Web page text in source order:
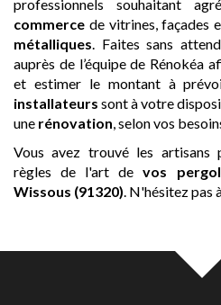
professionnels souhaitant
commerce de vitrines, façades
métalliques . Faites sans
auprès de l’équipe de Rénokéa
et estimer le montant à
installateurs sont à votre
une rénovation , selon vos
Vous avez trouvé les artisans
règles de l'art devos
Wissous (91320) . N'hésitez pas